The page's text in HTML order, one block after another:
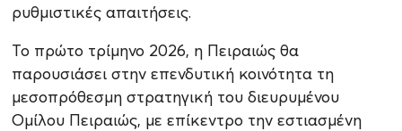
ρυθμιστικές απαιτήσεις.
Το πρώτο τρίμηνο 2026, η Πειραιώς θα
παρουσιάσει στην επενδυτική κοινότητα τη
μεσοπρόθεσμη στρατηγική του διευρυμένου
Ομίλου Πειραιώς, με επίκεντρο την εστιασμένη